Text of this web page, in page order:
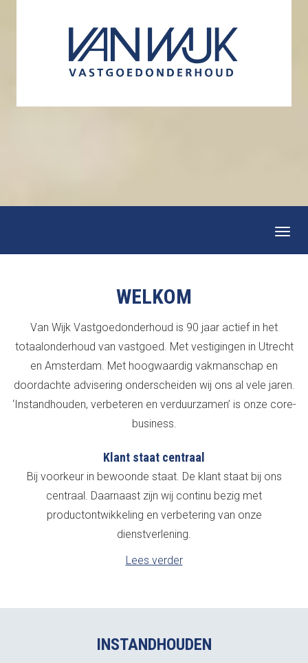
WELKOM
Van Wijk Vastgoedonderhoud is 90 jaar actief in het
totaalonderhoud van vastgoed. Met vestigingen in Utrecht
en Amsterdam. Met hoogwaardig vakmanschap en
doordachte advisering onderscheiden wij ons al vele jaren.
‘Instandhouden, verbeteren en verduurzamen’ is onze core-
business.
Klant staat centraal
Bij voorkeur in bewoonde staat. De klant staat bij ons
centraal. Daarnaast zijn wij continu bezig met
productontwikkeling en verbetering van onze
dienstverlening.
Lees verder
INSTANDHOUDEN